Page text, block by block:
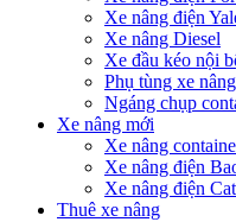
Xe nâng điện
Xe nâng Diesel
Xe đầu kéo nội
Phụ tùng xe
Ngáng chụp
Xe nâng mới
Xe nâng
Xe nâng điện
Xe nâng điện
Thuê xe nâng